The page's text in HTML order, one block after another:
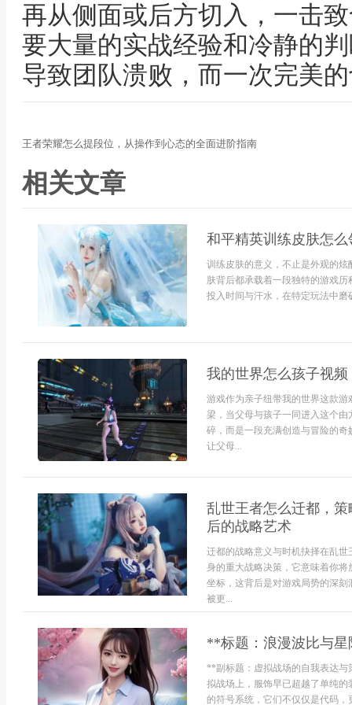
再从侧面或后方切入，一击
要大量的实战经验和冷静的
导致团队溃败，而一次完美
王者荣耀怎么提段位，从操作到心态的全面进阶指南
相关文章
和平精英训练皮肤怎
训练皮肤的意义，不止是外观的
肤背后都承载着一段独特的游戏
投入时间与汗水，在特定玩法中
我的世界怎么孩子视
游戏作为亲子纽带我的世界这款
梁，当父母与孩子一同进入这个
碎，而是一段充满创造与冒险的
让父母...
乱世王者怎么迁都，
后的战略艺术
迁都的战略意义与时机抉择在乱
身的重大战略决策，它意味着你
坐标，这背后是对游戏局势的深
被更...
**标题：浪漫波比与
**副标题：虚拟战场的自我表达
拟战场上，服饰早已超越了单纯
的符号系统，它们不仅仅是代码